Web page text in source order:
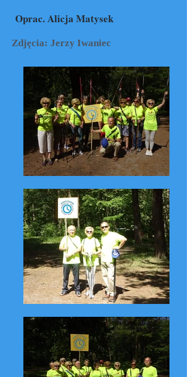
Oprac. Alicja Matysek
Zdjęcia: Jerzy Iwaniec